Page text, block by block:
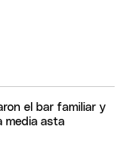
el bar familiar y
media asta